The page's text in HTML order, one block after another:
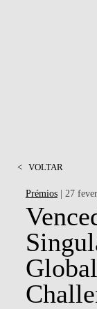
< VOLTAR
Prémios| 27